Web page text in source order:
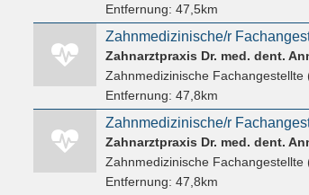
Entfernung: 47,5km
Zahnarztpraxis Dr. med. dent.
Zahnmedizinische Fachangestellte
Entfernung: 47,8km
Zahnmedizinische/r
Zahnarztpraxis Dr. med. dent.
Zahnmedizinische Fachangestellte
Entfernung: 47,8km